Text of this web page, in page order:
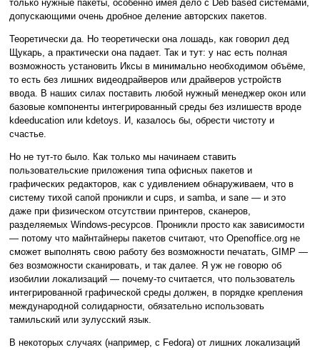
только нужные пакеты, особенно имея дело с Deb based системами,
допускающими очень дробное деление авторских пакетов.
Теоретически да. Но теоретически она лошадь, как говорил дед
Щукарь, а практически она падает. Так и тут: у нас есть полная
возможность установить Иксы в минимально необходимом объёме,
то есть без лишних видеодрайверов или драйверов устройств
ввода. В наших силах поставить любой нужный менеджер окон или
базовые компоненты интегрированный среды без излишеств вроде
kdeeducation или kdetoys. И, казалось бы, обрести чистоту и
счастье.
Но не тут-то было. Как только мы начинаем ставить
пользовательские приложения типа офисных пакетов и
графических редакторов, как с удивлением обнаруживаем, что в
систему тихой сапой проникли и cups, и samba, и sane — и это
даже при физическом отсутствии принтеров, сканеров,
разделяемых Windows-ресурсов. Проникли просто как зависимости
— потому что майнтайнеры пакетов считают, что Openoffice.org не
сможет выполнять свою работу без возможности печатать, GIMP —
без возможности сканировать, и так далее. Я уж не говорю об
изобилии локализаций — почему-то считается, что пользователь
интегрированной графической среды должен, в порядке крепления
международной солидарности, обязательно использовать
тамильский или зулусский язык.
В некоторых случаях (например, с Fedora) от лишних локализаций